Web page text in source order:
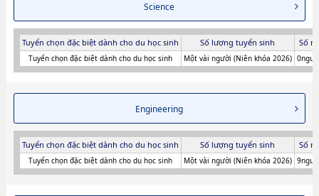
Science
Tuyển chọn đặc biệt dành cho du học sinh Số lượng tuyển sinh Số
Tuyển chọn đặc biệt dành cho du học sinh Một vài người (Niên khóa 2026)
Engineering
Tuyển chọn đặc biệt dành cho du học sinh Số lượng tuyển sinh Số
Tuyển chọn đặc biệt dành cho du học sinh Một vài người (Niên khóa 2026)